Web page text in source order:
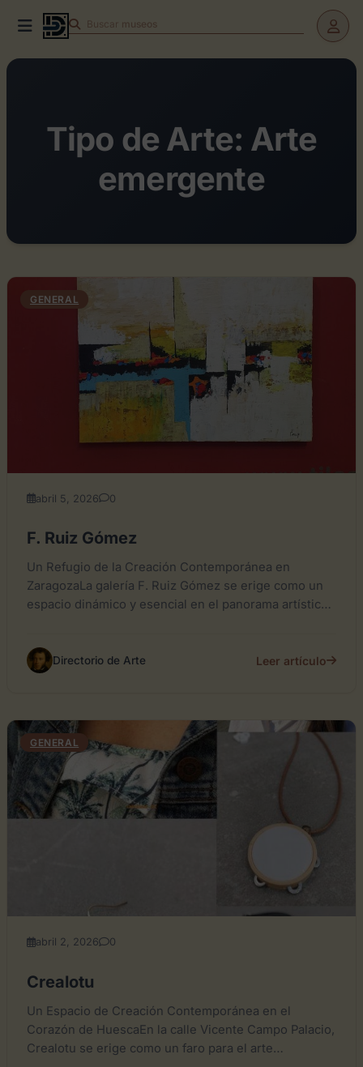
Buscar teatros
Tipo de Arte: Arte
emergente
GENERAL
abril 5, 2026 0
F. Ruiz Gómez
Un Refugio de la Creación Contemporánea en
ZaragozaLa galería F. Ruiz Gómez se erige como un
espacio dinámico y esencial en el panorama artístico
Directorio de Arte Leer artículo
GENERAL
abril 2, 2026 0
Crealotu
Un Espacio de Creación Contemporánea en el
Corazón de HuescaEn la calle Vicente Campo Palacio,
Crealotu se erige como un faro para el arte